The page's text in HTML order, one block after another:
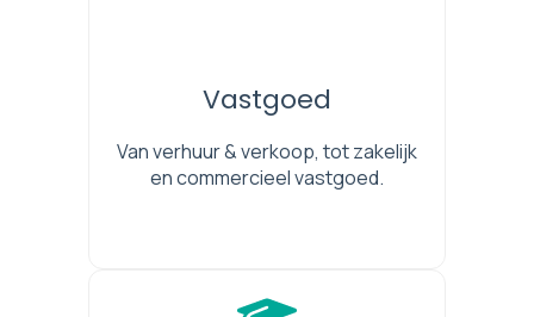
Vastgoed
Van verhuur & verkoop, tot zakelijk
en commercieel vastgoed.